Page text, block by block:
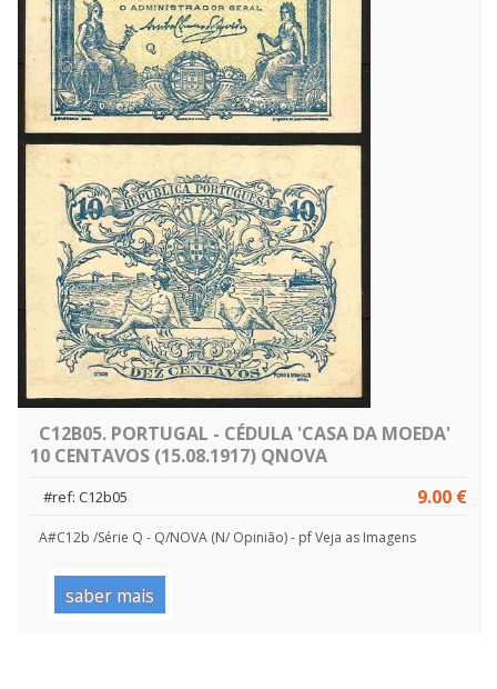
C12B05. PORTUGAL - CÉDULA 'CASA DA MOEDA'
10 CENTAVOS (15.08.1917) QNOVA
9.00 €
#ref: C12b05
A#C12b /Série Q - Q/NOVA (N/ Opinião) - pf Veja as Imagens
saber mais